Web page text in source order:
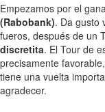
Empezamos por el
(Rabobank). Da gusto
fueros, después de un
discretita. El Tour de
precisamente
tiene una vuelta
agradecer.